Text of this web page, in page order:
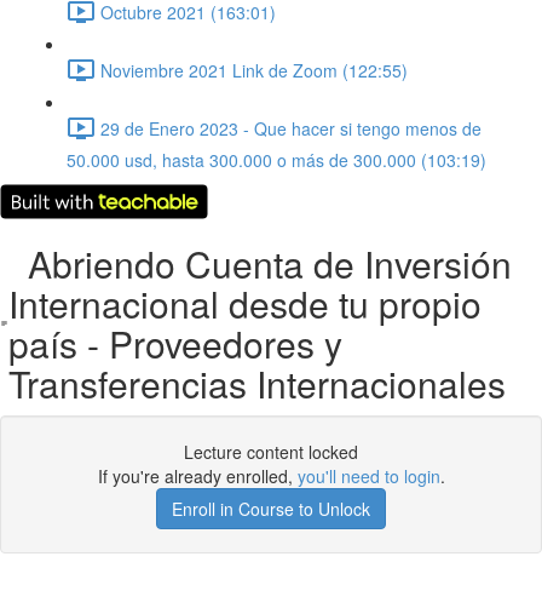
Octubre 2021 (163:01)
Noviembre 2021 Link de Zoom (122:55)
29 de Enero 2023 - Que hacer si tengo menos de
50.000 usd, hasta 300.000 o más de 300.000 (103:19)
Abriendo Cuenta de Inversión
Internacional desde tu propio
país - Proveedores y
Transferencias Internacionales
Lecture content locked
If you're already enrolled, you'll need to login.
Enroll in Course to Unlock